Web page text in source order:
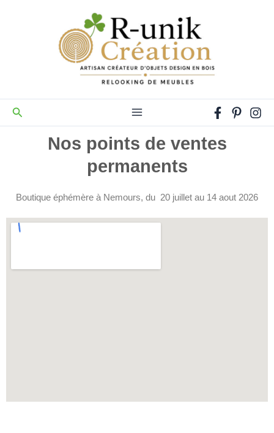
Rechercher
Nos points de ventes
permanents
Boutique éphémère à Nemours, du 20 juillet au 14 aout 2026